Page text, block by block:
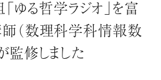
ゆる哲学ラジオ」を富
（数理科学科情報数
監修しました